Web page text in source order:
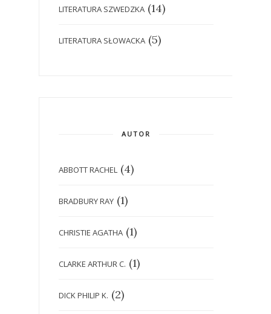
LITERATURA SZWEDZKA (14)
LITERATURA SŁOWACKA (5)
AUTOR
ABBOTT RACHEL (4)
BRADBURY RAY (1)
CHRISTIE AGATHA (1)
CLARKE ARTHUR C. (1)
DICK PHILIP K. (2)